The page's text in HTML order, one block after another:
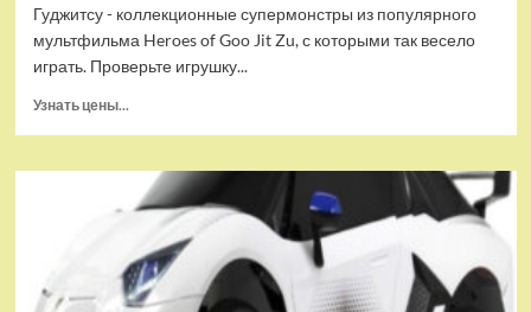
Гуджитсу - коллекционные супермонстры из популярного
мультфильма Heroes of Goo Jit Zu, с которыми так весело
играть. Проверьте игрушку...
Узнать цены...
Тянущаяся
игрушка
Гуджитсу
и
Гигабивень
Водная